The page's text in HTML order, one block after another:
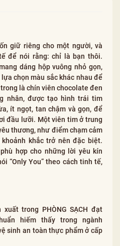
giữ riêng cho một người, và
để nói rằng: chỉ là bạn thôi.
dáng hộp vuông nhỏ gọn,
chọn màu sắc khác nhau để
là chín viên chocolate đen
nhân, được tạo hình trái tim
ít ngọt, tan chậm và gọn, để
đầu lưỡi. Một viên tim ở trung
thương, như điểm chạm cảm
khắc trở nên đặc biệt.
hợp cho những lời yêu kín
“Only You” theo cách tinh tế,
trong PHÒNG SẠCH đạt
hiếm thấy trong ngành
sinh an toàn thực phẩm ở cấp